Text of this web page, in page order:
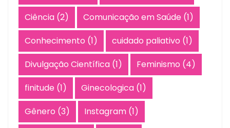
Ciência (2) Comunicação em Saúde (1)
Conhecimento (1) cuidado paliativo (1)
Divulgação Científica (1) Feminismo (4)
finitude (1) Ginecologica (1)
Gênero (3) Instagram (1)